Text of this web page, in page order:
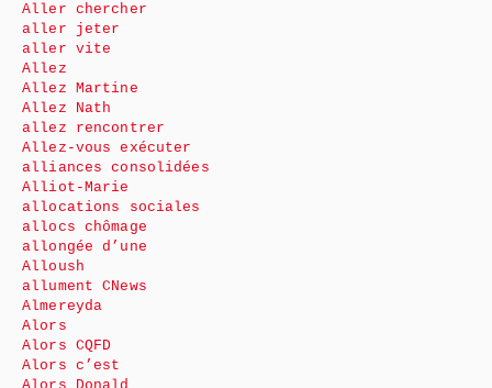
Aller chercher
aller jeter
aller vite
Allez
Allez Martine
Allez Nath
allez rencontrer
Allez-vous exécuter
alliances consolidées
Alliot-Marie
allocations sociales
allocs chômage
allongée d’une
Alloush
allument CNews
Almereyda
Alors
Alors CQFD
Alors c’est